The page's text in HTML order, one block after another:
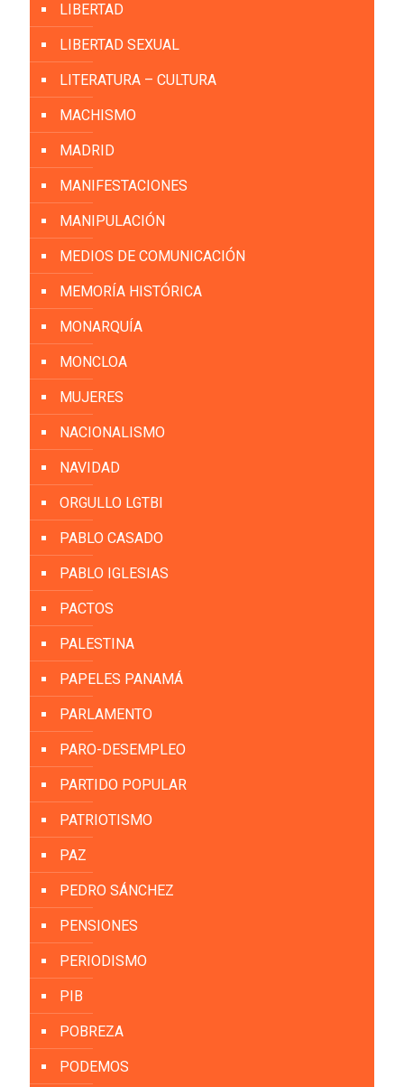
LIBERTAD
LIBERTAD SEXUAL
LITERATURA – CULTURA
MACHISMO
MADRID
MANIFESTACIONES
MANIPULACIÓN
MEDIOS DE COMUNICACIÓN
MEMORÍA HISTÓRICA
MONARQUÍA
MONCLOA
MUJERES
NACIONALISMO
NAVIDAD
ORGULLO LGTBI
PABLO CASADO
PABLO IGLESIAS
PACTOS
PALESTINA
PAPELES PANAMÁ
PARLAMENTO
PARO-DESEMPLEO
PARTIDO POPULAR
PATRIOTISMO
PAZ
PEDRO SÁNCHEZ
PENSIONES
PERIODISMO
PIB
POBREZA
PODEMOS